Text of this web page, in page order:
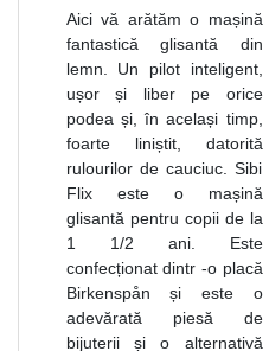
Aici vă arătăm o mașină
fantastică glisantă din
lemn. Un pilot inteligent,
ușor și liber pe orice
podea și, în același timp,
foarte liniștit, datorită
rulourilor de cauciuc. Sibi
Flix este o mașină
glisantă pentru copii de la
1 1/2 ani. Este
confecționat dintr -o placă
Birkenspån și este o
adevărată piesă de
bijuterii și o alternativă